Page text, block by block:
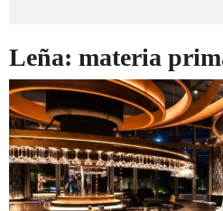
Leña: materia